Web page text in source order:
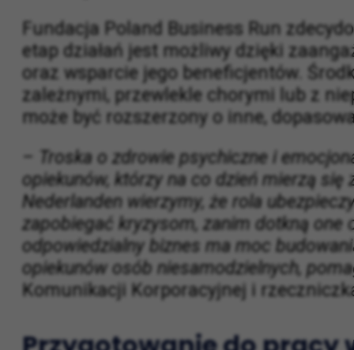
Fundacji Poland Business Run.
Fundacja Poland Business Run
etap działań jest możliwy dzięki
oraz wsparcie jego beneficjentów.
może być rozszerzony o inne,
– Troska o zdrowie psychiczne i
opiekunów, którzy na co dzień mierzą
Nederlanden wierzymy, że rola
zapobiegać kryzysom, zanim dotkną one
odpowiedzialny biznes ma moc
Komunikacji Korporacyjnej i